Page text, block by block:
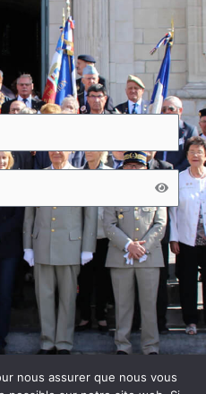
nous assurer que nous vous